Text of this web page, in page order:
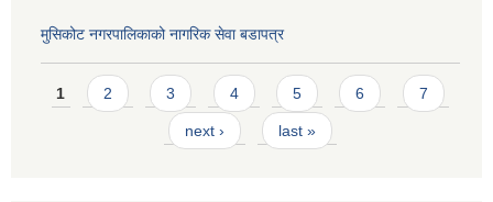
मुसिकोट नगरपालिकाको नागरिक सेवा बडापत्र
Pages
1 2 3 4 5 6 7
next › last »